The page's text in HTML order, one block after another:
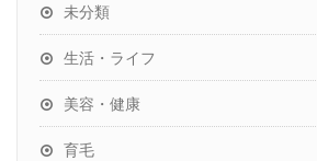
未分類
生活・ライフ
美容・健康
育毛